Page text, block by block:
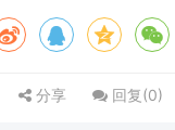
分享 回复(0)